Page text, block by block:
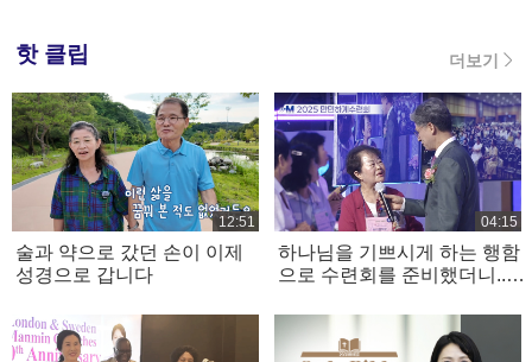
핫 클립 더보기
12:51
술과 약으로 갔던 손이 이제
성경으로 갑니다
04:15
하나님을 기쁘시게 하는 행함
으로 수련회를 준비했더니..ㅣ